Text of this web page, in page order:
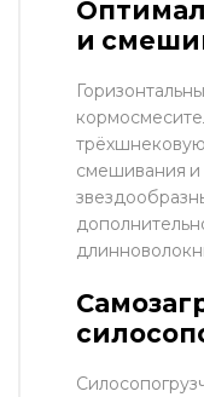
и
смешивания и